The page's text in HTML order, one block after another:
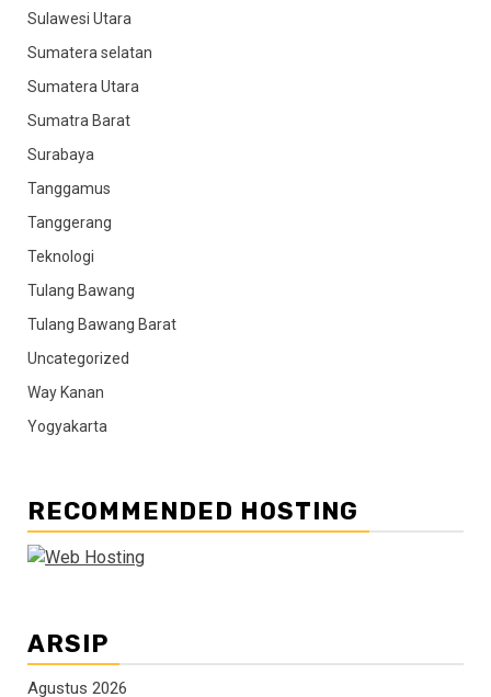
Sulawesi Utara
Sumatera selatan
Sumatera Utara
Sumatra Barat
Surabaya
Tanggamus
Tanggerang
Teknologi
Tulang Bawang
Tulang Bawang Barat
Uncategorized
Way Kanan
Yogyakarta
RECOMMENDED HOSTING
ARSIP
Agustus 2026